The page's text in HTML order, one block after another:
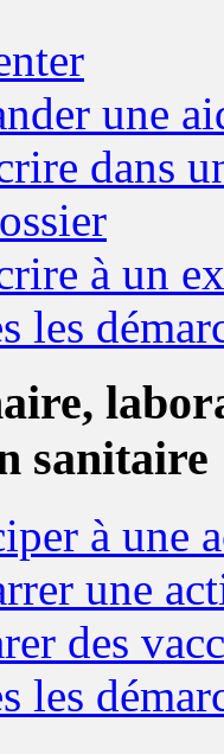
une
dans
à un
les
sanitaire
à une
une
des
les